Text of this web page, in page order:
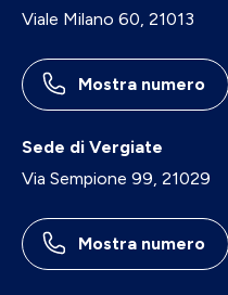
Viale Milano 60, 21013
Mostra numero
Sede di Vergiate
Via Sempione 99, 21029
Mostra numero